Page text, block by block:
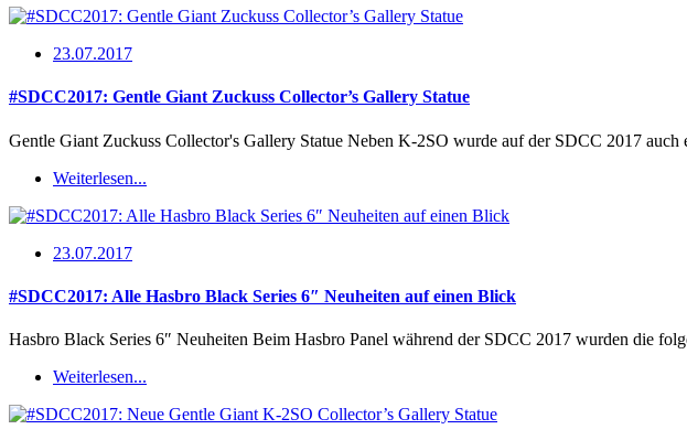
23.07.2017
#SDCC2017: Gentle Giant Zuckuss Collector’s Gallery Statue
Gentle Giant Zuckuss Collector's Gallery Statue Neben K-2SO wurde auf der SDCC 2017
Weiterlesen...
23.07.2017
#SDCC2017: Alle Hasbro Black Series 6″ Neuheiten auf einen Blick
Hasbro Black Series 6″ Neuheiten Beim Hasbro Panel während der SDCC 2017 wurden die
Weiterlesen...